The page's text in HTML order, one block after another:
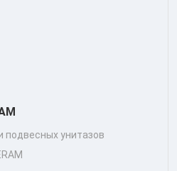
подвесных унитазов